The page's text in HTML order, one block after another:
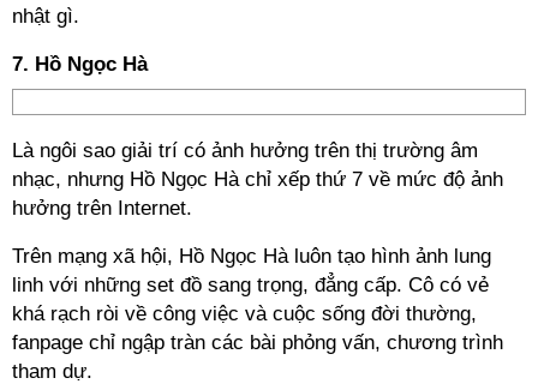
nhật gì.
7. Hồ Ngọc Hà
Là ngôi sao giải trí có ảnh hưởng trên thị trường âm
nhạc, nhưng Hồ Ngọc Hà chỉ xếp thứ 7 về mức độ ảnh
hưởng trên Internet.
Trên mạng xã hội, Hồ Ngọc Hà luôn tạo hình ảnh lung
linh với những set đồ sang trọng, đẳng cấp. Cô có vẻ
khá rạch ròi về công việc và cuộc sống đời thường,
fanpage chỉ ngập tràn các bài phỏng vấn, chương trình
tham dự.